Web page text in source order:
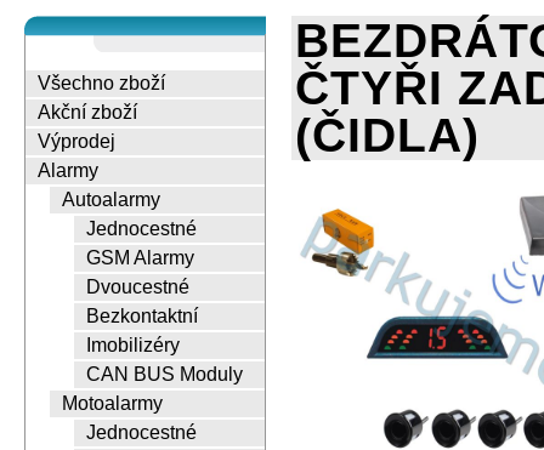
Všechno zboží
Akční zboží
Výprodej
Alarmy
Autoalarmy
Jednocestné
GSM Alarmy
Dvoucestné
Bezkontaktní
Imobilizéry
CAN BUS Moduly
Motoalarmy
Jednocestné
ČTYŘI
(ČIDLA)